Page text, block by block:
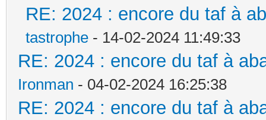
RE: 2024 : encore du taf à
tastrophe - 14-02-2024 11:49:33
RE: 2024 : encore du taf à
Ironman - 04-02-2024 16:25:38
RE: 2024 : encore du taf à